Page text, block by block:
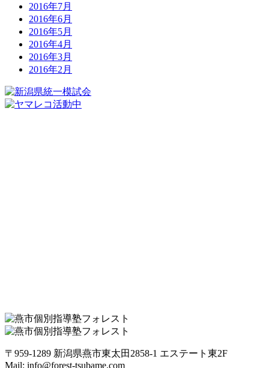
2016年7月
2016年6月
2016年5月
2016年4月
2016年3月
2016年2月
〒959-1289 新潟県燕市東太田2858-1 エステート東2F
Mail: info@forest-tsubame.com